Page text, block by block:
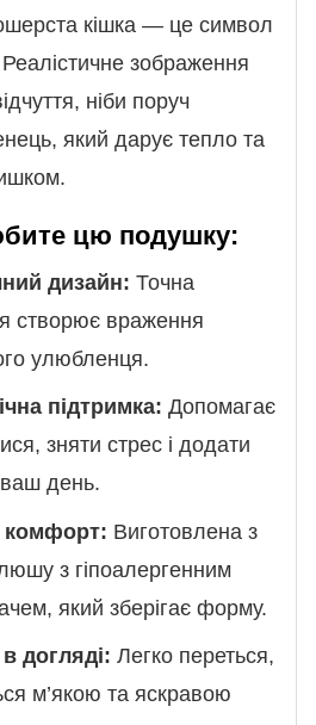
кішка — це символ
зображення
ніби поруч
який дарує тепло та
цю подушку:
дизайн: Точна
створює враження
улюбленця.
підтримка: Допомагає
зняти стрес і додати
день.
комфорт: Виготовлена з
з гіпоалергенним
який зберігає форму.
догляді: Легко переться,
м’якою та яскравою